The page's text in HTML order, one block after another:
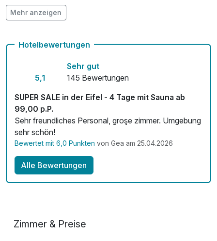
Hunde im Hotel erlaubt für 15,00 € pro Stück / Tag
Mit Hotelbar
Mehr anzeigen
Hotelbewertungen
5,1
Sehr gut
145 Bewertungen
SUPER SALE in der Eifel - 4 Tage mit Sauna ab
99,00 p.P.
Sehr freundliches Personal, groşe zimmer. Umgebung
sehr schön!
Bewertet mit 6,0 Punkten von Gea am 25.04.2026
Alle Bewertungen
Zimmer & Preise